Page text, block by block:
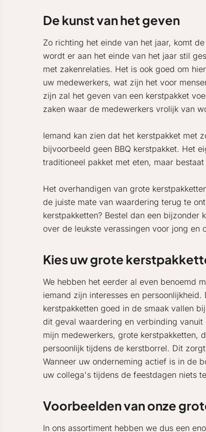
De kunst van het geven
Zo richting het einde van het jaar, komt
wordt er aan het einde van het jaar stil
met zakenrelaties. Het is ook goed om
uw medewerkers, wat zijn het voor
zijn zal het geven van een kerstpakket
zaken waar de medewerkers vrolijk van
Iemand kan zien dat het kerstpakket met
bijvoorbeeld geen BBQ kerstpakket. Het
traditioneel pakket met eten, maar
Het overhandigen van grote
de juiste mate van waardering terug te
kerstpakketten? Bestel dan een bijzonder
over de leukste verassingen voor jong en
Kies uw grote
We hebben het eerder al even benoemd
iemand zijn interesses en
kerstpakketten goed in de smaak vallen
dit geval waardering en verbinding
mijn medewerkers, grote kerstpakketten,
persoonlijk tijdens de kerstborrel. Dit
Wanneer uw onderneming actief is in de
uw collega's tijdens de feestdagen niets
Voorbeelden van onze
In ons assortiment hebben we dus een